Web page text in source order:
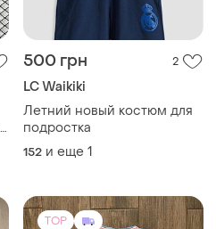
500 грн 2
LC Waikiki
Летний новый костюм для
подростка
152 и еще 1
TOP